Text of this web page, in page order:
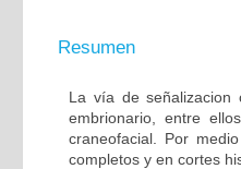
Resumen
La vía de señalizacion
embrionario, entre
craneofacial. Por
completos y en cortes